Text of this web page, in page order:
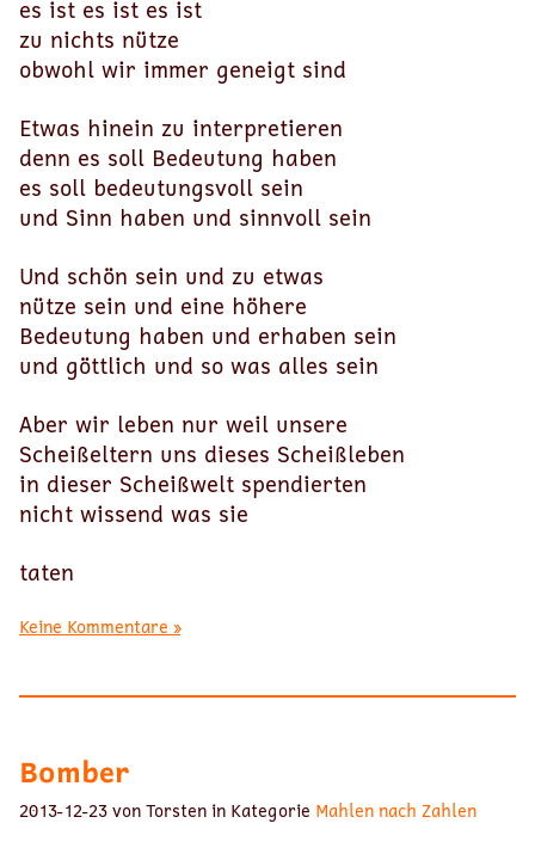
es ist es ist es ist
zu nichts nütze
obwohl wir immer geneigt sind
Etwas hinein zu interpretieren
denn es soll Bedeutung haben
es soll bedeutungsvoll sein
und Sinn haben und sinnvoll sein
Und schön sein und zu etwas
nütze sein und eine höhere
Bedeutung haben und erhaben sein
und göttlich und so was alles sein
Aber wir leben nur weil unsere
Scheißeltern uns dieses Scheißleben
in dieser Scheißwelt spendierten
nicht wissend was sie
taten
Keine Kommentare »
Bomber
2013-12-23 von Torsten in Kategorie Mahlen nach Zahlen